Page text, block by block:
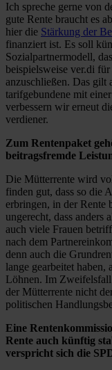
Ich spreche gerne von
gute Rente braucht es
hier die Stärkung der
finanziert ist. Es soll
Sozialpartnermodell,
beispielsweise ver.di
anzuschließen. Das gilt
tarifgebundene mit
verbessern wir erneut
verdiener.
Zum Rentenpaket
beitragsfremde
Die Mütterrente wird
finden gut, dass so die
erbringen, in der
ungerecht, dass anders
auch viele Frauen
nach dem
denn auch die
lange gearbeitet
Löhnen. Im
der Mütterrente nicht
politischen
Eine
Rente auch künftig
verspricht sich die